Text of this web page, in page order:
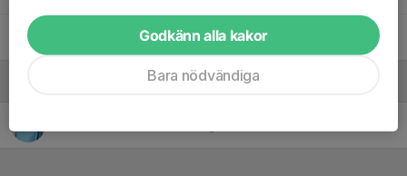
Markos HailemGodkänn alla kakor
Bara nödvändiga